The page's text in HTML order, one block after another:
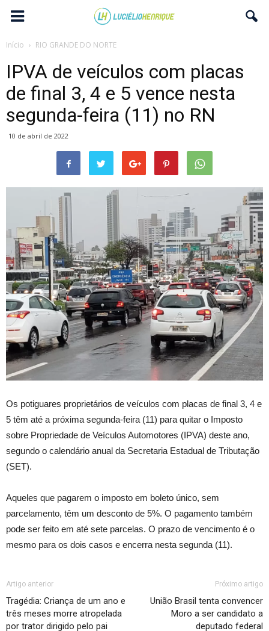
Início RIO GRANDE DO NORTE
IPVA de veículos com placas
de final 3, 4 e 5 vence nesta
segunda-feira (11) no RN
10 de abril de 2022
Os potiguares proprietários de veículos com placas de final 3, 4 e
5 têm até a próxima segunda-feira (11) para quitar o Imposto
sobre Propriedade de Veículos Automotores (IPVA) deste ano,
segundo o calendário anual da Secretaria Estadual de Tributação
(SET).
Aqueles que pagarem o imposto em boleto único, sem
parcelamento, têm um desconto de 5%. O pagamento também
pode ser feito em até sete parcelas. O prazo de vencimento é o
mesmo para os dois casos e encerra nesta segunda (11).
Artigo anterior
Tragédia: Criança de um ano e
três meses morre atropelada
por trator dirigido pelo pai
Próximo artigo
União Brasil tenta convencer
Moro a ser candidato a
deputado federal